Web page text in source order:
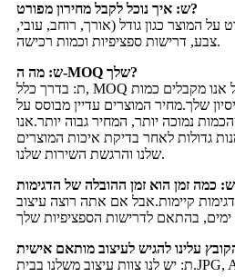
ש: איך נוכל לקבל מחירון מפורט?
על המוצר כגון גודל (אורך, רוחב, עובי,
צבע, דרישות ספציפיות וכמות רכישה.
ש: מה ה-MOQ שלך?
ת: בדרך כלל, MOQ שלנו הוא 500 יחידות.אבל אנו מקבלים כמות
שלך.מחיר המוצרים עדיין מבוסס על
נמוכה יותר, המחיר גבוה יותר.אנו
גדולות לאחר בדיקת איכות המוצרים
שלנו והרגשת השירות שלנו.
ימים עבור דגימות קיימות.אבל אם אתה רוצה עיצוב